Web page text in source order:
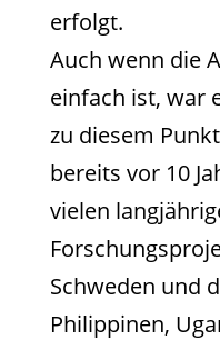
erfolgt.
Auch wenn die
einfach ist, war
zu diesem
bereits vor 10
vielen
Schweden und
Philippinen,